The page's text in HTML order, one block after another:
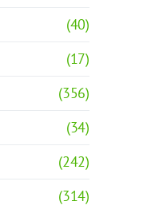
(40)
(17)
(356)
(34)
(242)
(314)